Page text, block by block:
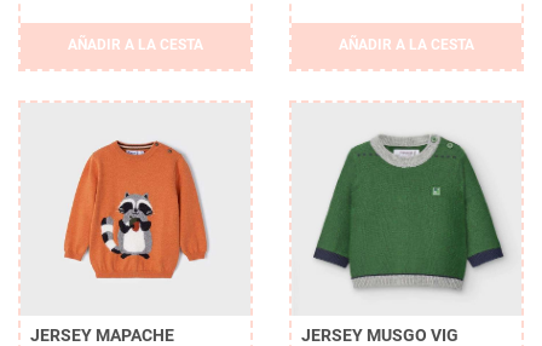
AÑADIR A LA CESTA AÑADIR A LA CESTA
JERSEY MAPACHE
JERSEY MUSGO VIG